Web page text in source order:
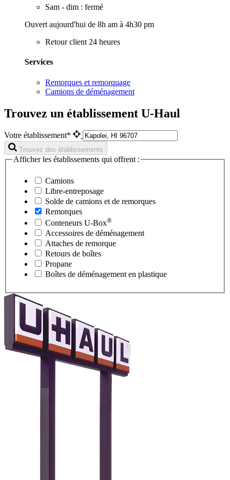
Sam - dim : fermé
Ouvert aujourd'hui de 8h am à 4h30 pm
Retour client 24 heures
Services
Remorques et remorquage
Camions de déménagement
Trouvez un établissement U-Haul
Votre établissement*
Trouvez des établissements
Afficher les établissements qui offrent :
Camions
Libre-entreposage
Solde de camions et de remorques
Remorques
Conteneurs U-Box®
Accessoires de déménagement
Attaches de remorque
Retours de boîtes
Propane
Boîtes de déménagement en plastique